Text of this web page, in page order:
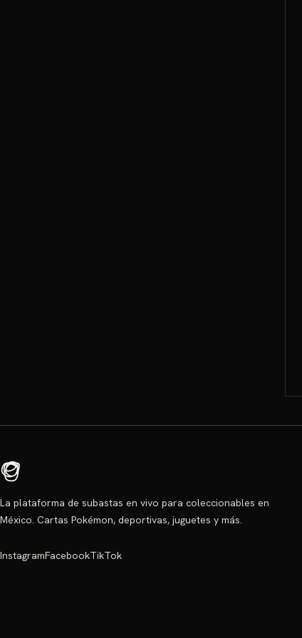
La plataforma de subastas en vivo para coleccionables en
México. Cartas Pokémon, deportivas, juguetes y más.
InstagramFacebookTikTok